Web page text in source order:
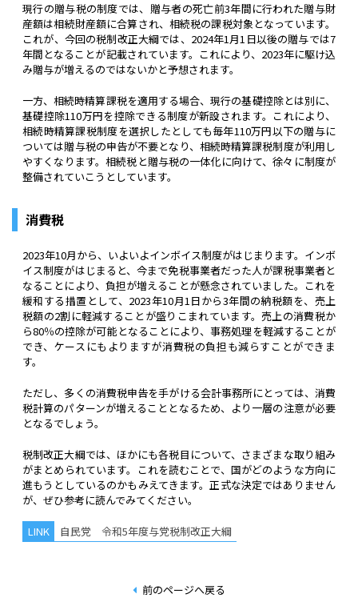
現行の贈与税の制度では、贈与者の死亡前3年間に行われた贈与財
産額は相続財産額に合算され、相続税の課税対象となっています。
これが、今回の税制改正大綱では、2024年1月1日以後の贈与では7
年間となることが記載されています。これにより、2023年に駆け込
み贈与が増えるのではないかと予想されます。
一方、相続時精算課税を適用する場合、現行の基礎控除とは別に、
基礎控除110万円を控除できる制度が新設されます。これにより、
相続時精算課税制度を選択したとしても毎年110万円以下の贈与に
ついては贈与税の申告が不要となり、相続時精算課税制度が利用し
やすくなります。相続税と贈与税の一体化に向けて、徐々に制度が
整備されていこうとしています。
消費税
2023年10月から、いよいよインボイス制度がはじまります。インボ
イス制度がはじまると、今まで免税事業者だった人が課税事業者と
なることにより、負担が増えることが懸念されていました。これを
緩和する措置として、2023年10月1日から3年間の納税額を、売上
税額の2割に軽減することが盛りこまれています。売上の消費税か
ら80％の控除が可能となることにより、事務処理を軽減することが
でき、ケースにもよりますが消費税の負担も減らすことができま
す。
ただし、多くの消費税申告を手がける会計事務所にとっては、消費
税計算のパターンが増えることとなるため、より一層の注意が必要
となるでしょう。
税制改正大綱では、ほかにも各税目について、さまざまな取り組み
がまとめられています。これを読むことで、国がどのような方向に
進もうとしているのかもみえてきます。正式な決定ではありません
が、ぜひ参考に読んでみてください。
自民党 令和5年度与党税制改正大綱
前のページへ戻る